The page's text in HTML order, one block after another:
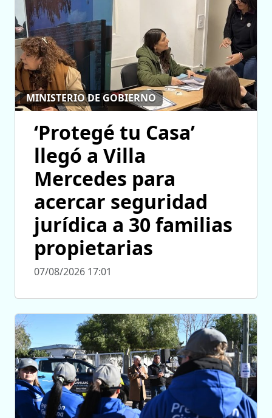
MINISTERIO DE GOBIERNO
‘Protegé tu Casa’
llegó a Villa
Mercedes para
acercar seguridad
jurídica a 30 familias
propietarias
07/08/2026 17:01